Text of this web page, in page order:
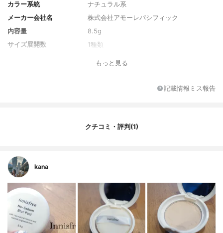
カラー系統
ナチュラル系
メーカー会社名
株式会社アモーレパシフィック
内容量
8.5g
サイズ展開数
1種類
不明
ジメチコン、 合成フルオロフロゴパイト、
ミネラル塩、 チャ葉エキス、 オーキッドエ
キス、 ウンシュウミカン果皮エキス、 コチ
ニールサボテン果実エキス、 ツバキ葉エキ
ス、 ジメチコン、 メンタアルベンシス葉エ
もっと見る
記載情報ミス報告
クチコミ・評判(1)
kana